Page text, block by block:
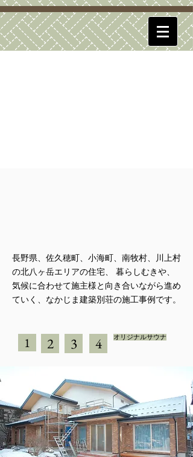
長野県、佐久穂町、小海町、南牧村、川上村
の北八ヶ岳エリアの住宅、 暮らしむきや、
気候に合わせて施主様と向き合いながら進め
ていく、なかじま建築別荘の施工事例です。
1 2 3 4 オリジナルサウナ